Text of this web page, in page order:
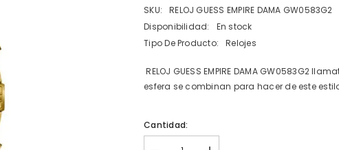
SKU:
RELOJ GUESS EMPIRE DAMA GW0583G2
Disponibilidad:
En stock
Tipo De Producto:
Relojes
RELOJ GUESS EMPIRE DAMA GW0583G2
esfera se combinan para hacer de este
Cantidad: